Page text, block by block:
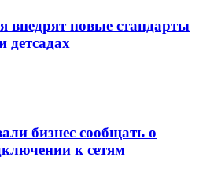
внедрят новые стандарты
детсадах
бизнес сообщать о
к сетям